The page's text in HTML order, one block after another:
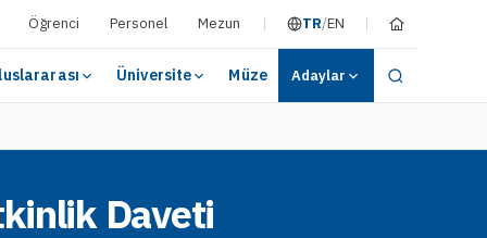
Öğrenci Personel Mezun TR/EN
Üniversite Müze Adaylar
Daveti